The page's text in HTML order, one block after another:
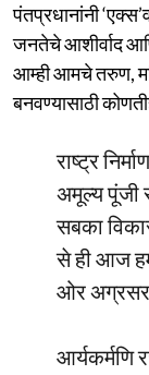
पंतप्रधानांनी
जनतेचे आशीर्वाद
आम्ही आमचे तरुण,
बनवण्यासाठी
राष्ट्र
अमूल्य पूंजी
सबका
से ही आज
ओर
आर्यकर्मणि